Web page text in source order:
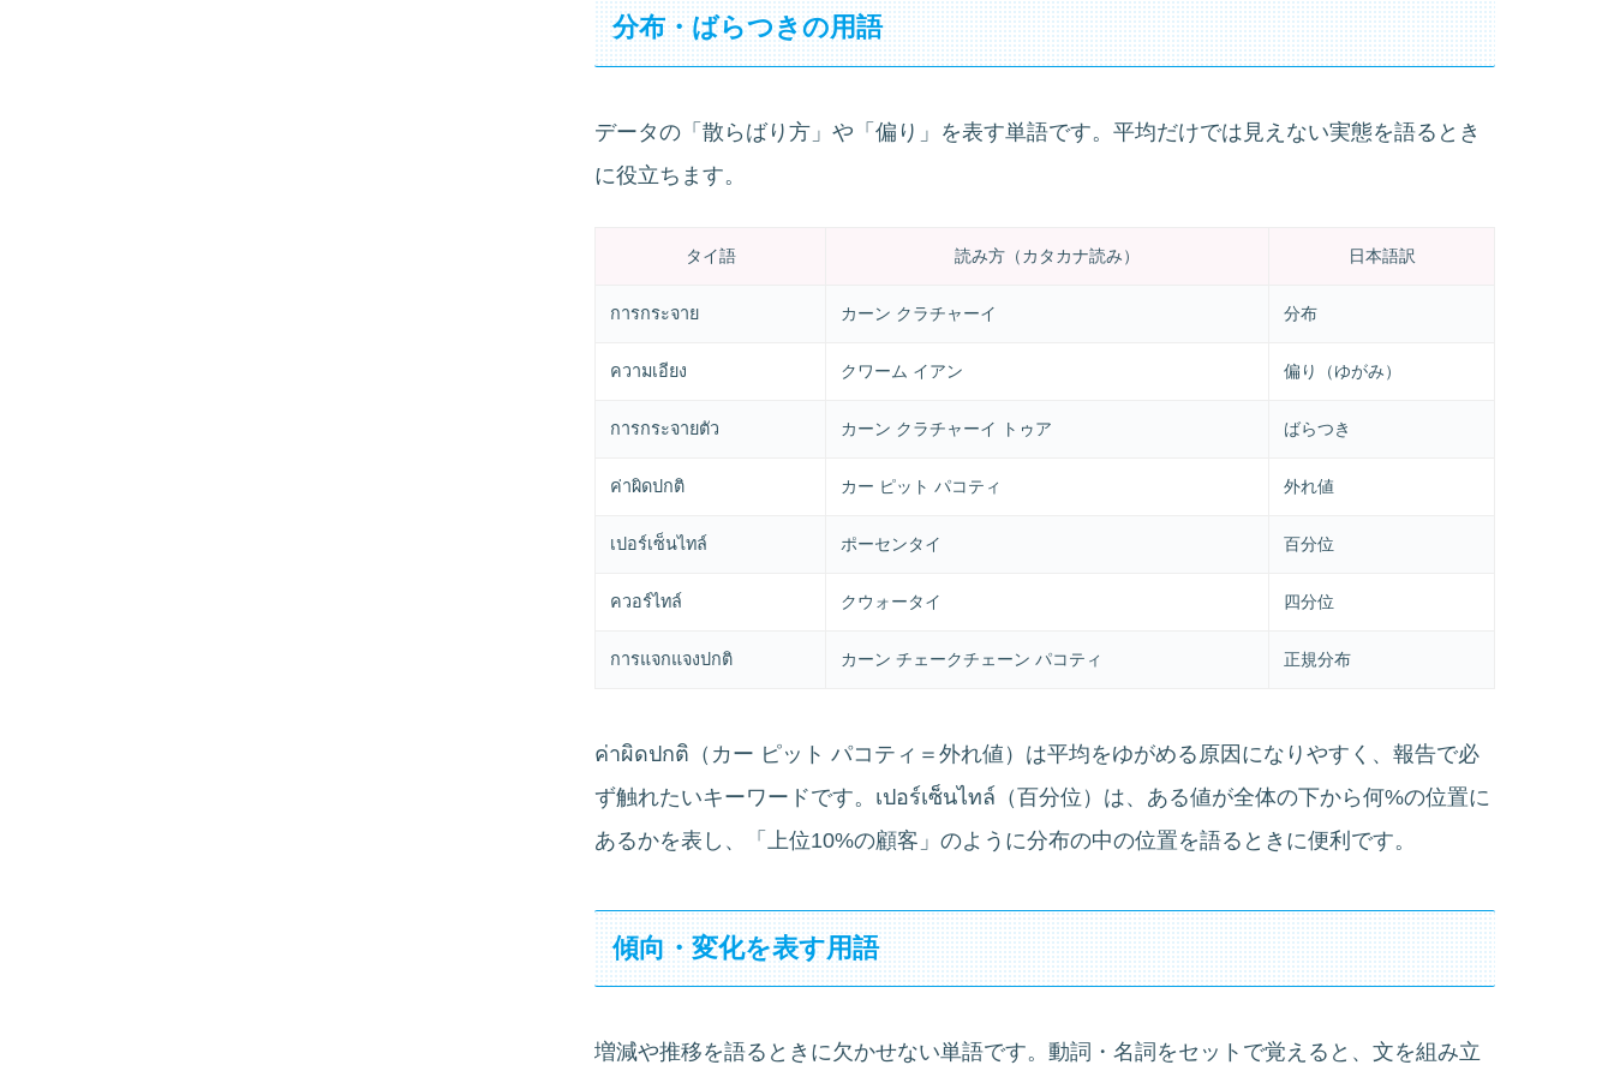
分布・ばらつきの用語
データの「散らばり方」や「偏り」を表す単語です。平均だけでは見えない実態を語るとき
に役立ちます。
タイ語 読み方（カタカナ読み） 日本語訳
การกระจาย カーン クラチャーイ 分布
ความเอียง クワーム イアン 偏り（ゆがみ）
การกระจายตัว カーン クラチャーイ トゥア ばらつき
ค่าผิดปกติ カー ピット パコティ 外れ値
เปอร์เซ็นไทล์ ポーセンタイ 百分位
ควอร์ไทล์ クウォータイ 四分位
การแจกแจงปกติ カーン チェークチェーン パコティ 正規分布
ค่าผิดปกติ（カー ピット パコティ＝外れ値）は平均をゆがめる原因になりやすく、報告で必
ず触れたいキーワードです。เปอร์เซ็นไทล์（百分位）は、ある値が全体の下から何%の位置に
あるかを表し、「上位10%の顧客」のように分布の中の位置を語るときに便利です。
傾向・変化を表す用語
増減や推移を語るときに欠かせない単語です。動詞・名詞をセットで覚えると、文を組み立